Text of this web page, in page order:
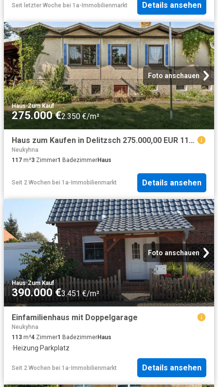
Seit letzter Woche bei 1a-Immobilienmarkt Details ansehen
Foto anschauen
Haus·Zum Kauf
275.000 €2.350 €/m²
Haus zum Kaufen in Delitzsch 275.000,00 EUR 117 m²
Neukyhna
117 m²3 Zimmer1 BadezimmerHaus
Seit 2 Wochen bei 1a-Immobilienmarkt Details ansehen
Foto anschauen
Haus·Zum Kauf
390.000 €3.451 €/m²
Einfamilienhaus mit Doppelgarage
Neukyhna
113 m²4 Zimmer1 BadezimmerHaus
·Heizung·Parkplatz
Seit 2 Wochen bei 1a-Immobilienmarkt Details ansehen